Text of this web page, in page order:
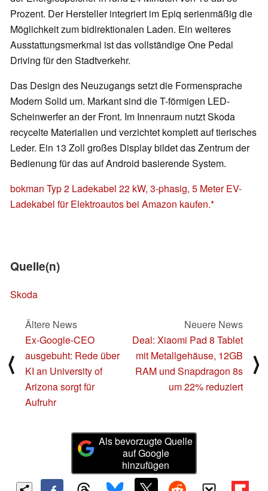
Prozent. Der Hersteller integriert im Epiq serienmäßig die
Möglichkeit zum bidirektionalen Laden. Ein weiteres
Ausstattungsmerkmal ist das vollständige One Pedal
Driving für den Stadtverkehr.
Das Design des Neuzugangs setzt die Formensprache
Modern Solid um. Markant sind die T-förmigen LED-
Scheinwerfer an der Front. Im Innenraum nutzt Skoda
recycelte Materialien und verzichtet komplett auf tierisches
Leder. Ein 13 Zoll großes Display bildet das Zentrum der
Bedienung für das auf Android basierende System.
bokman Typ 2 Ladekabel 22 kW, 3-phasig, 5 Meter EV-
Ladekabel für Elektroautos bei Amazon kaufen.
Quelle(n)
Skoda
⟨
Ältere News
Ex-Google-CEO
ausgebuht: Rede über
KI an University of
Arizona sorgt für
Aufruhr
Neuere News
Deal: Xiaomi Pad 8 Tablet
mit Metallgehäuse, 12GB
RAM und Snapdragon 8s
um 22% reduziert
⟩
Als bevorzugte Quelle
auf Google
hinzufügen